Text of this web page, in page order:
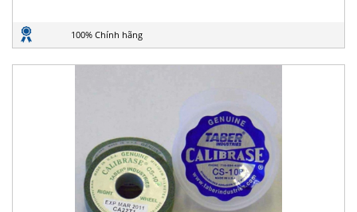
100% Chính hãng